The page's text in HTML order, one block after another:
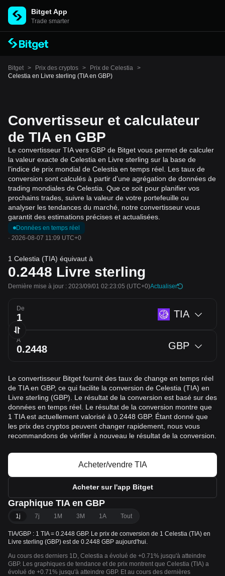
Bitget App
Trade smarter
Bitget > Prix des cryptos > Prix de Celestia >
Celestia en Livre sterling (TIA en GBP)
Convertisseur et calculateur
de TIA en GBP
Le convertisseur TIA vers GBP de Bitget vous permet de calculer
la valeur exacte de Celestia en Livre sterling sur la base de
l'indice de prix mondial de Celestia en temps réel. Les taux de
conversion sont calculés à partir d'une agrégation de données de
trading mondiales de Celestia. Que ce soit pour planifier vos
prochains trades, suivre la valeur de votre portefeuille ou
analyser les tendances du marché, notre convertisseur vous
garantit des estimations précises et actualisées.
Données en temps réel
· 2026-08-07 11:09 UTC+0
1 Celestia (TIA) équivaut à
0.2448 Livre sterling
Dernière mise à jour : 2023/09/01 02:23:05 (UTC+0)Actualiser
De TIA
À GBP
Le convertisseur Bitget fournit des taux de change en temps réel
de TIA en GBP, ce qui facilite la conversion de Celestia (TIA) en
Livre sterling (GBP). Le résultat de la conversion est basé sur des
données en temps réel. Le résultat de la conversion montre que
1 TIA est actuellement valorisé à 0.2448 GBP. Étant donné que
les prix des cryptos peuvent changer rapidement, nous vous
recommandons de vérifier à nouveau le résultat de la conversion.
Acheter/vendre TIA
Acheter sur l'app Bitget
Graphique TIA en GBP
1j 7j 1M 3M 1A Tout
TIA/GBP : 1 TIA = 0.2448 GBP. Le prix de conversion de 1 Celestia (TIA) en
Livre sterling (GBP) est de 0.2448 GBP aujourd'hui.
Au cours des derniers 1D, Celestia a évolué de +0.71% jusqu'à atteindre
GBP. Les graphiques de tendance et de prix montrent que Celestia (TIA) a
évolué de +0.71% jusqu'à atteindre GBP. Et au cours des dernières